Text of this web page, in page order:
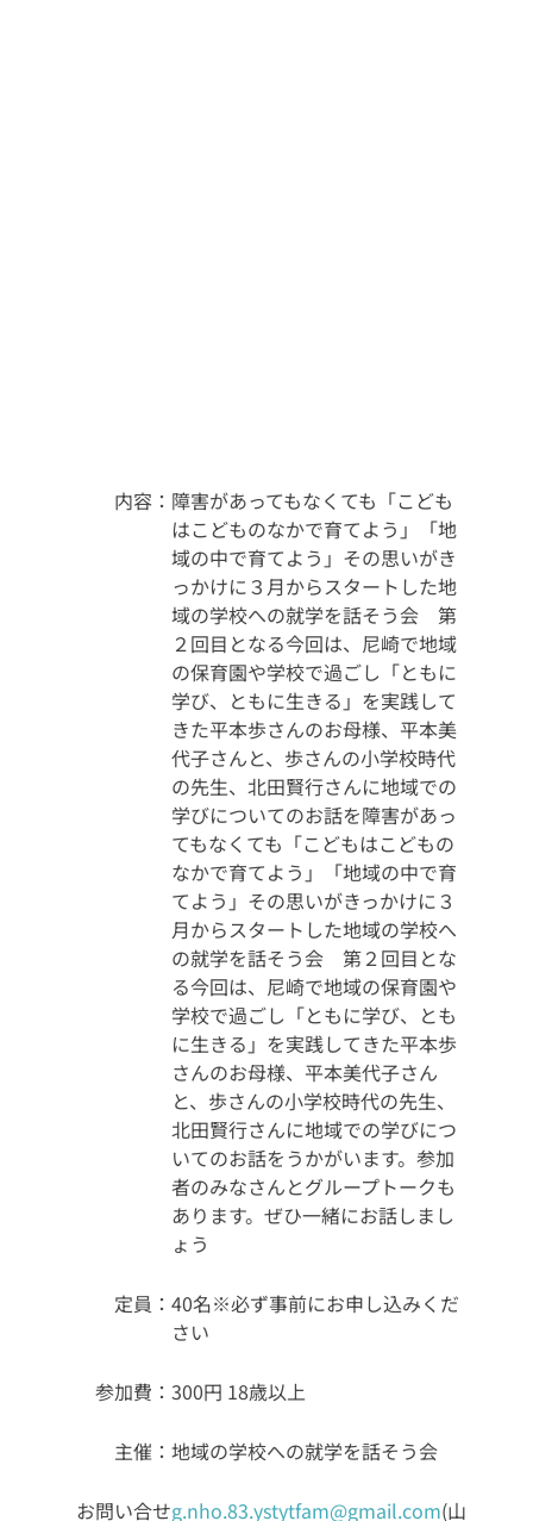
内容： 障害があってもなくても「こども
はこどものなかで育てよう」「地
域の中で育てよう」その思いがき
っかけに３月からスタートした地
域の学校への就学を話そう会 第
２回目となる今回は、尼崎で地域
の保育園や学校で過ごし「ともに
学び、ともに生きる」を実践して
きた平本歩さんのお母様、平本美
代子さんと、歩さんの小学校時代
の先生、北田賢行さんに地域での
学びについてのお話を障害があっ
てもなくても「こどもはこどもの
なかで育てよう」「地域の中で育
てよう」その思いがきっかけに３
月からスタートした地域の学校へ
の就学を話そう会 第２回目とな
る今回は、尼崎で地域の保育園や
学校で過ごし「ともに学び、とも
に生きる」を実践してきた平本歩
さんのお母様、平本美代子さん
と、歩さんの小学校時代の先生、
北田賢行さんに地域での学びにつ
いてのお話をうかがいます。 参加
者のみなさんとグループトークも
あります。ぜひ一緒にお話しまし
ょう
定員： 40名※必ず事前にお申し込みくだ
さい
参加費： 300円 18歳以上
主催： 地域の学校への就学を話そう会
お問い合せg.nho.83.ystytfam@gmail.com(山